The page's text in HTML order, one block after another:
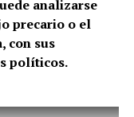
analizarse
precario o el
con sus
políticos.